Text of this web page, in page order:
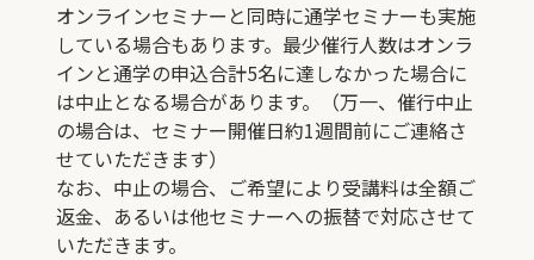
オンラインセミナーと同時に通学セミナーも実施
している場合もあります。最少催行人数はオンラ
インと通学の申込合計5名に達しなかった場合に
は中止となる場合があります。（万一、催行中止
の場合は、セミナー開催日約1週間前にご連絡さ
せていただきます）
なお、中止の場合、ご希望により受講料は全額ご
返金、あるいは他セミナーへの振替で対応させて
いただきます。